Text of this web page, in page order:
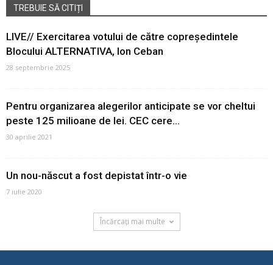
TREBUIE SĂ CITIȚI
LIVE// Exercitarea votului de către copreședintele
Blocului ALTERNATIVA, Ion Ceban
28 septembrie 2025
Pentru organizarea alegerilor anticipate se vor cheltui
peste 125 milioane de lei. CEC cere...
30 aprilie 2021
Un nou-născut a fost depistat într-o vie
7 iulie 2020
Încărcați mai multe